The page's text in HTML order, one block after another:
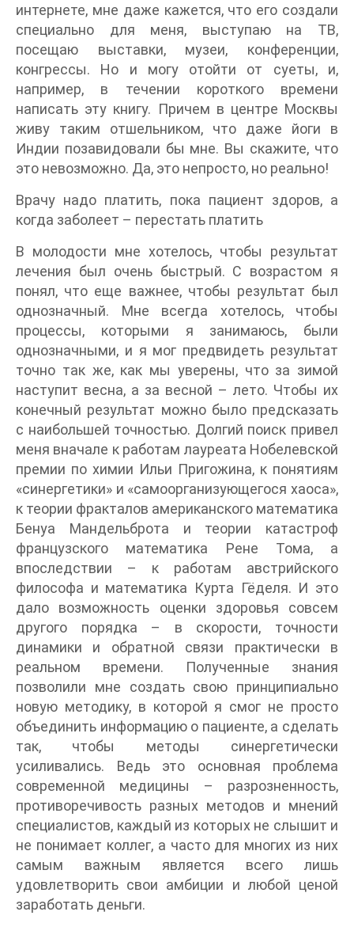
интернете, мне даже кажется, что его создали
специально для меня, выступаю на ТВ,
посещаю выставки, музеи, конференции,
конгрессы. Но и могу отойти от суеты, и,
например, в течении короткого времени
написать эту книгу. Причем в центре Москвы
живу таким отшельником, что даже йоги в
Индии позавидовали бы мне. Вы скажите, что
это невозможно. Да, это непросто, но реально!
Врачу надо платить, пока пациент здоров, а
когда заболеет – перестать платить
В молодости мне хотелось, чтобы результат
лечения был очень быстрый. С возрастом я
понял, что еще важнее, чтобы результат был
однозначный. Мне всегда хотелось, чтобы
процессы, которыми я занимаюсь, были
однозначными, и я мог предвидеть результат
точно так же, как мы уверены, что за зимой
наступит весна, а за весной – лето. Чтобы их
конечный результат можно было предсказать
с наибольшей точностью. Долгий поиск привел
меня вначале к работам лауреата Нобелевской
премии по химии Ильи Пригожина, к понятиям
«синергетики» и «самоорганизующегося хаоса»,
к теории фракталов американского математика
Бенуа Мандельброта и теории катастроф
французского математика Рене Тома, а
впоследствии – к работам австрийского
философа и математика Курта Гёделя. И это
дало возможность оценки здоровья совсем
другого порядка – в скорости, точности
динамики и обратной связи практически в
реальном времени. Полученные знания
позволили мне создать свою принципиально
новую методику, в которой я смог не просто
объединить информацию о пациенте, а сделать
так, чтобы методы синергетически
усиливались. Ведь это основная проблема
современной медицины – разрозненность,
противоречивость разных методов и мнений
специалистов, каждый из которых не слышит и
не понимает коллег, а часто для многих из них
самым важным является всего лишь
удовлетворить свои амбиции и любой ценой
заработать деньги.